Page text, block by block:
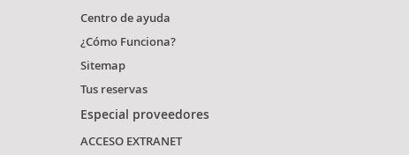
Centro de ayuda
¿Cómo Funciona?
Sitemap
Tus reservas
Especial proveedores
ACCESO EXTRANET